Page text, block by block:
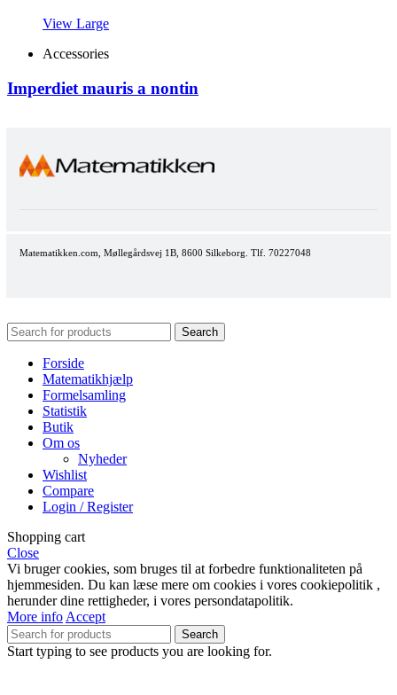
View Large
Accessories
Imperdiet mauris a nontin
Matematikken.com, Møllegårdsvej 1B, 8600 Silkeborg. Tlf. 70227048
Search
Forside
Matematikhjælp
Formelsamling
Statistik
Butik
Om os
Nyheder
Wishlist
Compare
Login / Register
Shopping cart
Close
Vi bruger cookies, som bruges til at forbedre funktionaliteten på
hjemmesiden. Du kan læse mere om cookies i vores cookiepolitik ,
herunder dine rettigheder, i vores persondatapolitik.
More info Accept
Search
Start typing to see products you are looking for.